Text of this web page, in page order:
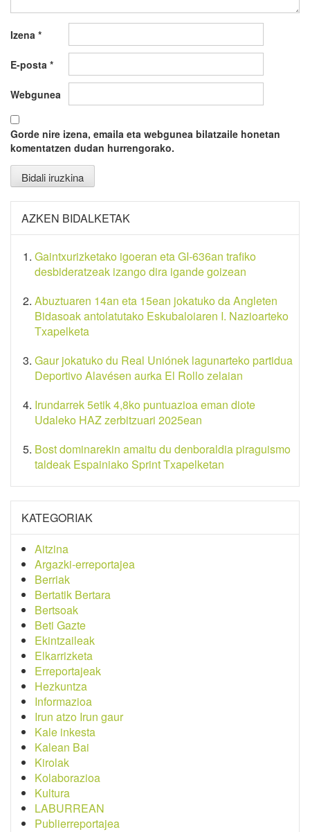
Izena *
E-posta *
Webgunea
Gorde nire izena, emaila eta webgunea bilatzaile honetan
komentatzen dudan hurrengorako.
AZKEN BIDALKETAK
Gaintxurizketako igoeran eta GI-636an trafiko
desbideratzeak izango dira igande goizean
Abuztuaren 14an eta 15ean jokatuko da Angleten
Bidasoak antolatutako Eskubaloiaren I. Nazioarteko
Txapelketa
Gaur jokatuko du Real Uniónek lagunarteko partidua
Deportivo Alavésen aurka El Rollo zelaian
Irundarrek 5etik 4,8ko puntuazioa eman diote
Udaleko HAZ zerbitzuari 2025ean
Bost dominarekin amaitu du denboraldia piraguismo
taldeak Espainiako Sprint Txapelketan
KATEGORIAK
Aitzina
Argazki-erreportajea
Berriak
Bertatik Bertara
Bertsoak
Beti Gazte
Ekintzaileak
Elkarrizketa
Erreportajeak
Hezkuntza
Informazioa
Irun atzo Irun gaur
Kale inkesta
Kalean Bai
Kirolak
Kolaborazioa
Kultura
LABURREAN
Publierreportajea